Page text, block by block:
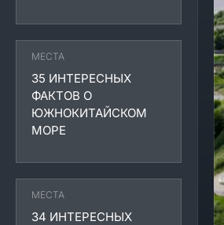
МЕСТА
35 ИНТЕРЕСНЫХ
ФАКТОВ О
ЮЖНОКИТАЙСКОМ
МОРЕ
МЕСТА
34 ИНТЕРЕСНЫХ